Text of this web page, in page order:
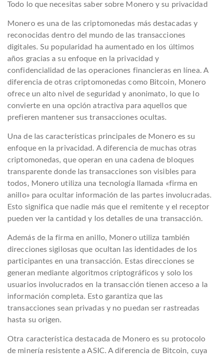
Todo lo que necesitas saber sobre Monero y su privacidad
Monero es una de las criptomonedas más destacadas y
reconocidas dentro del mundo de las transacciones
digitales. Su popularidad ha aumentado en los últimos
años gracias a su enfoque en la privacidad y
confidencialidad de las operaciones financieras en línea. A
diferencia de otras criptomonedas como Bitcoin, Monero
ofrece un alto nivel de seguridad y anonimato, lo que lo
convierte en una opción atractiva para aquellos que
prefieren mantener sus transacciones ocultas.
Una de las características principales de Monero es su
enfoque en la privacidad. A diferencia de muchas otras
criptomonedas, que operan en una cadena de bloques
transparente donde las transacciones son visibles para
todos, Monero utiliza una tecnología llamada «firma en
anillo» para ocultar información de las partes involucradas.
Esto significa que nadie más que el remitente y el receptor
pueden ver la cantidad y los detalles de una transacción.
Además de la firma en anillo, Monero utiliza también
direcciones sigilosas que ocultan las identidades de los
participantes en una transacción. Estas direcciones se
generan mediante algoritmos criptográficos y solo los
usuarios involucrados en la transacción tienen acceso a la
información completa. Esto garantiza que las
transacciones sean privadas y no puedan ser rastreadas
hasta su origen.
Otra característica destacada de Monero es su protocolo
de minería resistente a ASIC. A diferencia de Bitcoin, cuya